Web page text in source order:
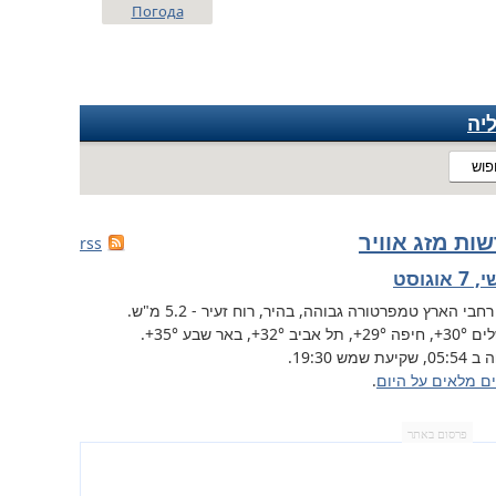
Погода
מזג אוויר rss
הארץ טמפרטורה גבוהה, בהיר, רוח זעיר - 5.2 מ"ש.
+30°, חיפה +29°, תל אביב +32°
, באר שבע +35°
.
שמש 19:30.
מלאים על היום.
פרסום באתר